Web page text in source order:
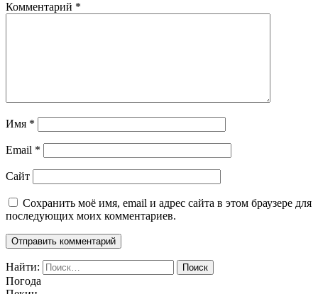
Комментарий *
Имя *
Email *
Сайт
Сохранить моё имя, email и адрес сайта в этом браузере для
последующих моих комментариев.
Найти:
Погода